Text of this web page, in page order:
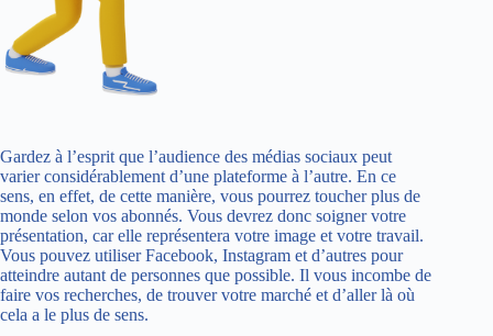
Gardez à l’esprit que l’audience des médias sociaux peut
varier considérablement d’une plateforme à l’autre. En ce
sens, en effet, de cette manière, vous pourrez toucher plus de
monde selon vos abonnés. Vous devrez donc soigner votre
présentation, car elle représentera votre image et votre travail.
Vous pouvez utiliser Facebook, Instagram et d’autres pour
atteindre autant de personnes que possible. Il vous incombe de
faire vos recherches, de trouver votre marché et d’aller là où
cela a le plus de sens.